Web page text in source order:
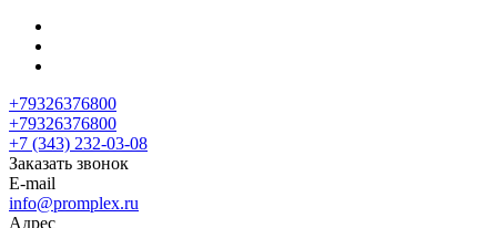
+79326376800
+79326376800
+7 (343) 232-03-08
Заказать звонок
E-mail
info@promplex.ru
Адрес